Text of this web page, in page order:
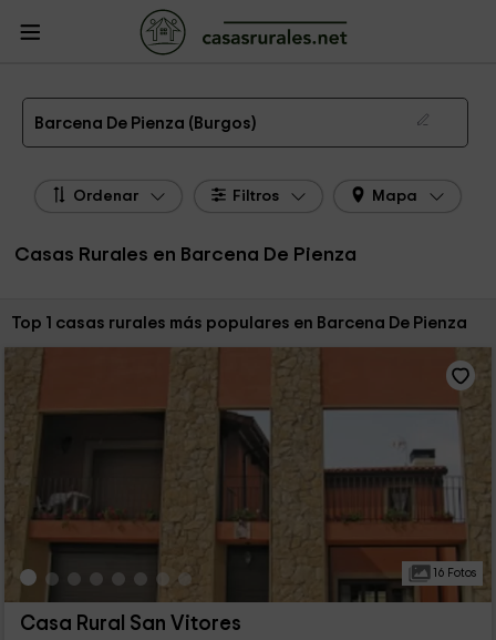
Casas Rurales
Rurales Burgos
Casas Rurales Barcena De Pienza
Las 1 mejores casas rurales en Barcena De Pienza de 2026
Barcena De Pienza (Burgos)
Ordenar Filtros Mapa
Casas Rurales en Barcena De Pienza
Ordenar por:
Top 1 casas rurales más populares en Barcena De Pienza
16 Fotos
Casa Rural San Vitores